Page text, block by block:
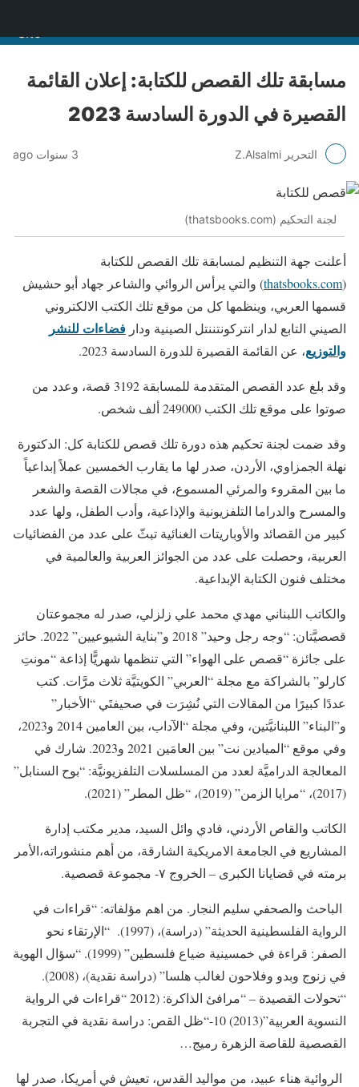
مسابقة تلك القصص للكتابة: إعلان القائمة
القصيرة في الدورة السادسة 2023
التحرير Z.Alsalmi 3 سنوات ago
لجنة التحكيم (thatsbooks.com)
أعلنت جهة التنظيم لمسابقة تلك القصص للكتابة
(
thatsbooks.com) والتي يرأس الروائي والشاعر جهاد أبو حشيش
قسمها العربي، وينظمها كل من موقع تلك الكتب الالكتروني
الصيني التابع لدار انتركونتننتل الصينية ودار فضاءات للنشر
والتوزيع، عن القائمة القصيرة للدورة السادسة 2023.
وقد بلغ عدد القصص المتقدمة للمسابقة 3192 قصة، وعدد من
صوتوا على موقع تلك الكتب 249000 ألف شخص.
وقد ضمت لجنة تحكيم هذه دورة تلك قصص للكتابة كل: الدكتورة
نهلة الجمزاوي، الأردن، صدر لها ما يقارب الخمسين عملاً إبداعياً
ما بين المقروء والمرئي المسموع، في مجالات القصة والشعر
والمسرح والدراما التلفزيونية والإذاعية، وأدب الطفل، ولها عدد
كبير من القصائد والأوباريتات الغنائية تبثّ على عدد من الفضائيات
العربية، وحصلت على عدد من الجوائز العربية والعالمية في
مختلف فنون الكتابة الإبداعية.
والكاتب اللبناني مهدي محمد علي زلزلي، صدر له مجموعتان
قصصيَّتان: “وجه رجل وحيد” 2018 و”بناية الشيوعيين” 2022. حائز
على جائزة “قصص على الهواء” التي تنظمها شهريًّا إذاعة “مونتِ
كارلو” بالشراكة مع مجلة “العربي” الكويتيَّة ثلاث مرَّات. كتب
عددًا كبيرًا من المقالات التي نُشِرَت في صحيفتَي “الأخبار”
و”البناء” اللبنانيَّتين، وفي مجلة “الآداب، بين العامين 2014 و2023،
وفي موقع “الميادين نت” بين العامَين 2021 و2023. شارك في
المعالجة الدراميَّة لعدد من المسلسلات التلفزيونيَّة: “بوح السنابل”
(2017)، “مرايا الزمن” (2019)، “ظل المطر” (2021).
الكاتب والقاص الأردني، فادي وائل السيد، مدير مكتب إدارة
المشاريع في الجامعة الامريكية الشارقة، من أهم منشوراته،الأمر
برمته في قضايانا الكبرى – الخروج ٧- مجموعة قصصية.
الباحث والصحفي سليم النجار. من اهم مؤلفاته: “قراءات في
الرواية الفلسطينية الحديثة” (دراسة)، (1997). “الإرتقاء نحو
الصفر: قراءة في خمسينية ضياع فلسطين” (1999). “سؤال الهوية
في زنوج وبدو وفلاحون لغالب هلسا” (دراسة نقدية)، (2008).
“تحولات القصيدة – “مرافئ الذاكرة: (2012 “قراءات في الرواية
النسوية العربية”(2013) 10-“ظل القص: دراسة نقدية في التجربة
القصصية للقاصة الزهرة رميج…
الروائية هناء عبيد، من مواليد القدس، تعيش في أمريكا، صدر لها